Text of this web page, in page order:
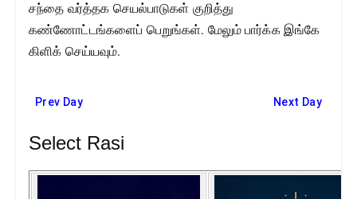
சந்தை வர்த்தக செயல்பாடுகள் குறித்து
கண்ணோட்டங்களைப் பெறுங்கள். மேலும் பார்க்க இங்கே
கிளிக் செய்யவும்.
Prev Day Next Day
Select Rasi